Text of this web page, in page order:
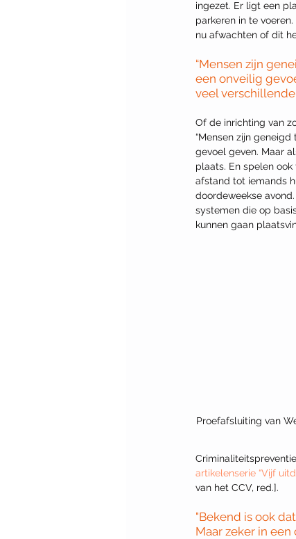
ingezet. Er ligt een
parkeren in te
nu afwachten of dit
“Mensen zijn
een onveilig
veel
Of de inrichting van
“Mensen zijn
gevoel geven. Maar
plaats. En spelen
afstand tot iemands
doordeweekse
systemen die op
kunnen gaan
Proefafsluiting van
artikelenserie “Vijf
van het CCV, red.].
"Bekend is ook
Maar zeker in